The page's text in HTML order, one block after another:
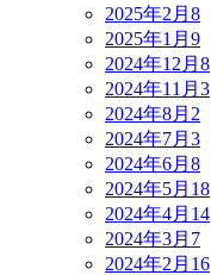
2025年2月 8
2025年1月 9
2024年12月 8
2024年11月 3
2024年8月 2
2024年7月 3
2024年6月 8
2024年5月 18
2024年4月 14
2024年3月 7
2024年2月 16